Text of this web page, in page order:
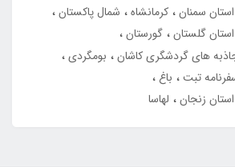
سمنان کرمانشاه
شمال پاکستان
گلستان گورستان
های گردشگری کاشان
بومگردی
تبت
باغ
زنجان
لهاسا